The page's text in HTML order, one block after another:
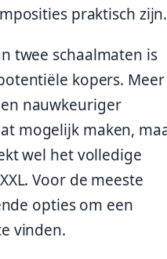
praktisch zijn.
twee schaalmaten is
kopers. Meer
nauwkeuriger
mogelijk maken,
wel het volledige
Voor de meeste
opties om een
vinden.